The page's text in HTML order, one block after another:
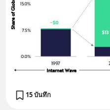
15 บันทึก